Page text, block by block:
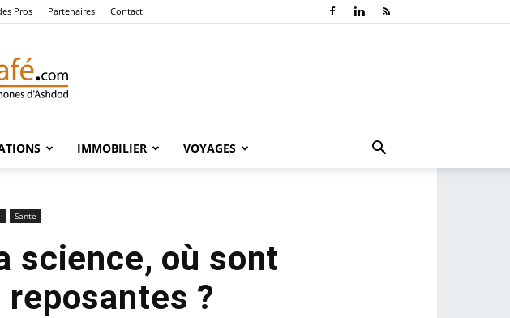
Pros Partenaires Contact
IMMOBILIER VOYAGES
Sante
science, où sont
?